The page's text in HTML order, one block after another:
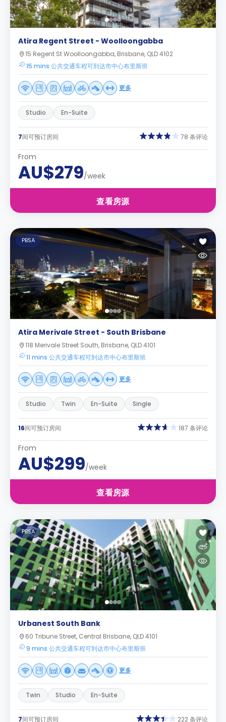
Atira Regent Street - Woolloongabba
15 Regent St Woolloongabba, Brisbane, QLD 4102
15 mins 公共交通车程可到达市中心布里斯班
更多
Studio En-Suite
7间可预订房间 78 条评论
From
AU$279/week
查看房源
PBSA
Atira Merivale Street - South Brisbane
118 Merivale Street South, Brisbane, QLD 4101
11 mins 公共交通车程可到达市中心布里斯班
更多
Studio Twin En-Suite Single
16间可预订房间 187 条评论
From
AU$299/week
查看房源
PBSA
Urbanest South Bank
60 Tribune Street, Central Brisbane, QLD 4101
9 mins 公共交通车程可到达市中心布里斯班
更多
Twin Studio En-Suite
7间可预订房间 222 条评论